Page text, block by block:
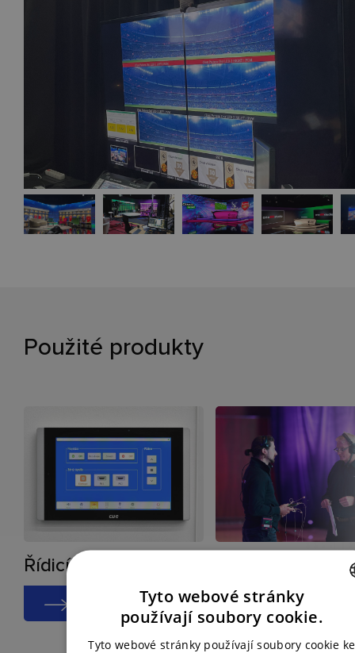
Použité produkty
Řídicí systémy
a režie
ENGLISH
Tyto webové stránky
používají soubory cookie.
Tyto webové stránky používají soubory cookie ke